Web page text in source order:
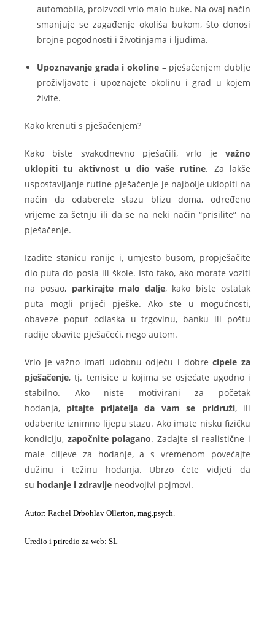
automobila, proizvodi vrlo malo buke. Na ovaj način
smanjuje se zagađenje okoliša bukom, što donosi
brojne pogodnosti i životinjama i ljudima.
Upoznavanje grada i okoline – pješačenjem dublje
proživljavate i upoznajete okolinu i grad u kojem
živite.
Kako krenuti s pješačenjem?
Kako biste svakodnevno pješačili, vrlo je važno
uklopiti tu aktivnost u dio vaše rutine. Za lakše
uspostavljanje rutine pješačenje je najbolje uklopiti na
način da odaberete stazu blizu doma, određeno
vrijeme za šetnju ili da se na neki način “prisilite” na
pješačenje.
Izađite stanicu ranije i, umjesto busom, propješačite
dio puta do posla ili škole. Isto tako, ako morate voziti
na posao, parkirajte malo dalje, kako biste ostatak
puta mogli prijeći pješke. Ako ste u mogućnosti,
obaveze poput odlaska u trgovinu, banku ili poštu
radije obavite pješačeći, nego autom.
Vrlo je važno imati udobnu odjeću i dobrecipele za
pješačenje, tj. tenisice u kojima se osjećate ugodno i
stabilno. Ako niste motivirani za početak
hodanja, pitajte prijatelja da vam se pridruži, ili
odaberite iznimno lijepu stazu. Ako imate nisku fizičku
kondiciju, započnite polagano. Zadajte si realistične i
male ciljeve za hodanje, a s vremenom povećajte
dužinu i težinu hodanja. Ubrzo ćete vidjeti da
su hodanje i zdravlje neodvojivi pojmovi.
Autor: Rachel Drbohlav Ollerton, mag.psych.
Uredio i priredio za web: SL